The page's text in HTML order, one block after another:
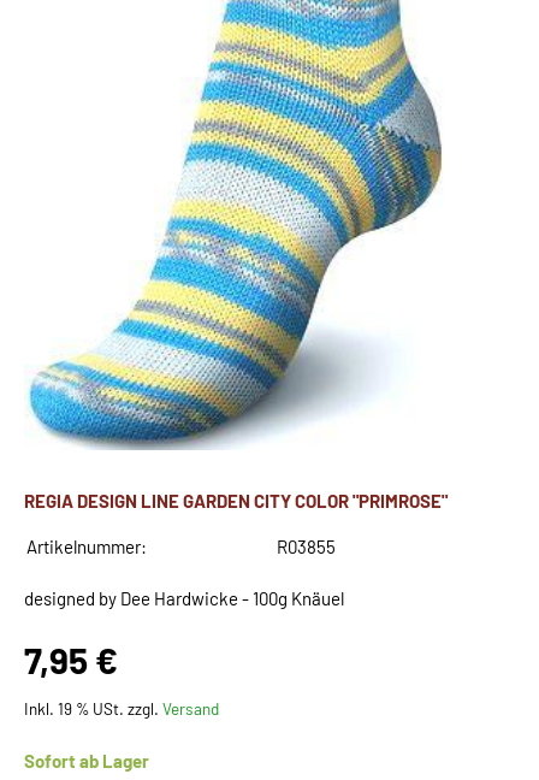
REGIA DESIGN LINE GARDEN CITY COLOR "PRIMROSE"
Artikelnummer: R03855
designed by Dee Hardwicke - 100g Knäuel
7,95 €
Inkl. 19 % USt. zzgl. Versand
Sofort ab Lager